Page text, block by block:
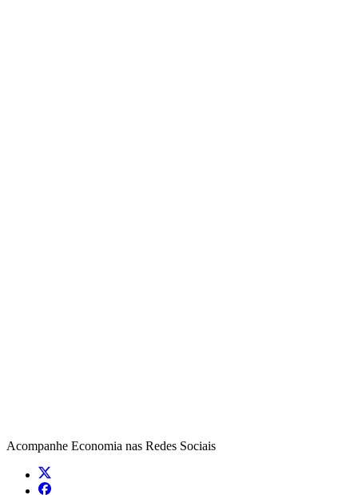
Acompanhe Economia nas Redes Sociais